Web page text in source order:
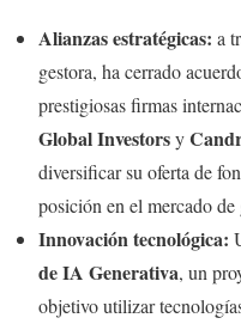
Alianzas estratégicas: a
gestora, ha cerrado
prestigiosas firmas
Global Investorsy
diversificar su oferta de
posición en el mercado de
Innovación tecnológica:
de IA Generativa, un
objetivo utilizar